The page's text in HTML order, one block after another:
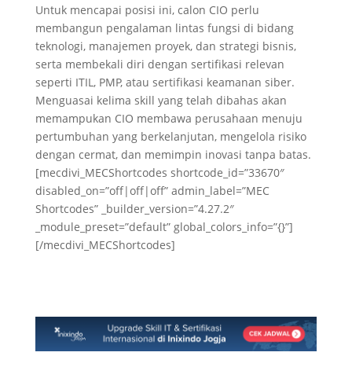
Untuk mencapai posisi ini, calon CIO perlu
membangun pengalaman lintas fungsi di bidang
teknologi, manajemen proyek, dan strategi bisnis,
serta membekali diri dengan sertifikasi relevan
seperti ITIL, PMP, atau sertifikasi keamanan siber.
Menguasai kelima skill yang telah dibahas akan
memampukan CIO membawa perusahaan menuju
pertumbuhan yang berkelanjutan, mengelola risiko
dengan cermat, dan memimpin inovasi tanpa batas.
[mecdivi_MECShortcodes shortcode_id=”33670″
disabled_on=”off|off|off” admin_label=”MEC
Shortcodes” _builder_version=”4.27.2″
_module_preset=”default” global_colors_info=”{}”]
[/mecdivi_MECShortcodes]